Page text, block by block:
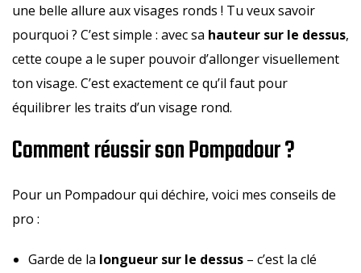
une belle allure aux visages ronds ! Tu veux savoir
pourquoi ? C’est simple : avec sa hauteur sur le dessus,
cette coupe a le super pouvoir d’allonger visuellement
ton visage. C’est exactement ce qu’il faut pour
équilibrer les traits d’un visage rond.
Comment réussir son Pompadour ?
Pour un Pompadour qui déchire, voici mes conseils de
pro :
Garde de la longueur sur le dessus – c’est la clé